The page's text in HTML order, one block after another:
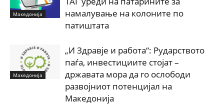
Македонија
намалување на колоните по
патиштата
Македонија
„И Здравје и работа“: Рударството
паѓа, инвестициите стојат –
државата мора да го ослободи
развојниот потенцијал на
Македонија